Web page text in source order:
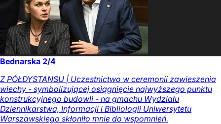
Bednarska 2/4
Z PÓŁDYSTANSU | Uczestnictwo w ceremonii zawieszenia
wiechy - symbolizującej osiągnięcie najwyższego punktu
konstrukcyjnego budowli - na gmachu Wydziału
Dziennikarstwa, Informacji i Bibliologii Uniwersytetu
Warszawskiego skłoniło mnie do wspomnień.